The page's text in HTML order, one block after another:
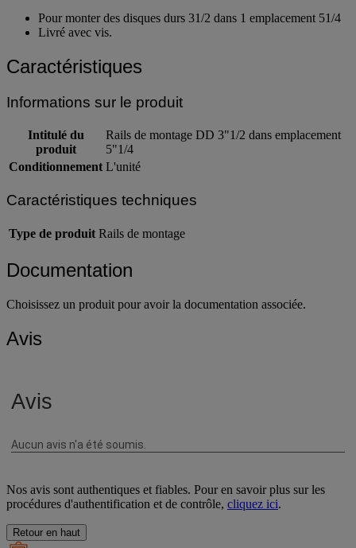
Pour monter des disques durs 31/2 dans 1 emplacement 51/4
Livré avec vis.
Caractéristiques
Informations sur le produit
Intitulé du
produit
Rails de montage DD 3"1/2 dans emplacement
5"1/4
Conditionnement L'unité
Caractéristiques techniques
Type de produit Rails de montage
Documentation
Choisissez un produit pour avoir la documentation associée.
Avis
Nos avis sont authentiques et fiables. Pour en savoir plus sur les
procédures d'authentification et de contrôle, cliquez ici.
Retour en haut